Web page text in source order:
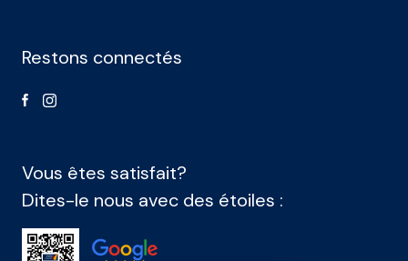
Restons connectés
Vous êtes satisfait?
Dites-le nous avec des étoiles :